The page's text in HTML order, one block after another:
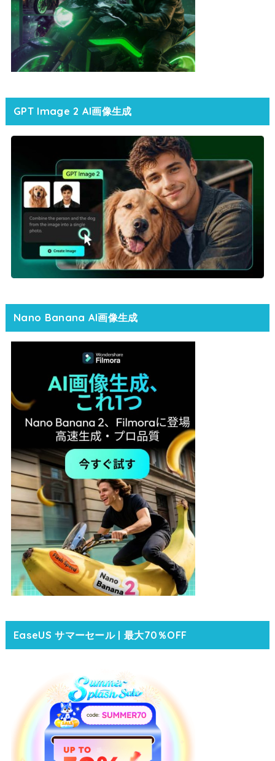
GPT Image 2 AI画像生成
Nano Banana AI画像生成
EaseUS サマーセール | 最大70％OFF